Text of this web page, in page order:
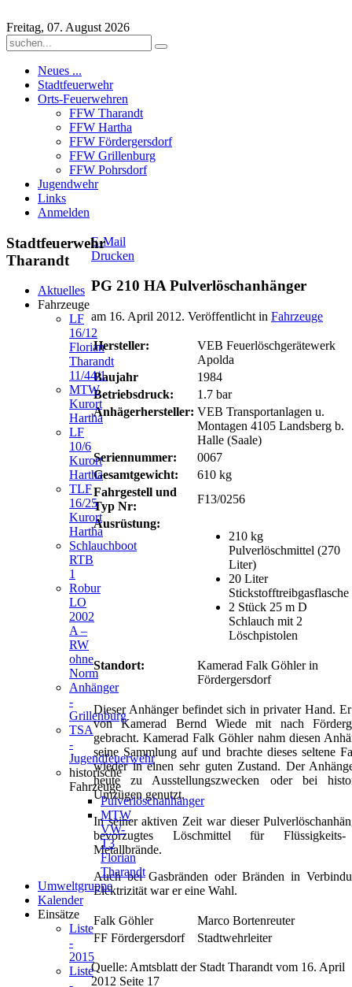
Freitag, 07. August 2026
Neues ...
Stadtfeuerwehr
Orts-Feuerwehren
FFW Tharandt
FFW Hartha
FFW Fördergersdorf
FFW Grillenburg
FFW Pohrsdorf
Jugendwehr
Links
Anmelden
E-Mail
Drucken
PG 210 HA Pulverlöschanhänger
am 16. April 2012. Veröffentlicht in Fahrzeuge
Hersteller:
VEB Feuerlöschgerätewerk
Apolda
Baujahr
1984
Betriebsdruck:
1.7 bar
Anhägerhersteller: VEB Transportanlagen u.
Montagen 4105 Landsberg b.
Halle (Saale)
Seriennummer:
0067
Gesamtgewicht:
610 kg
Fahrgestell und
Typ Nr:
F13/0256
Ausrüstung:
210 kg
Pulverlöschmittel (270
Liter)
20 Liter
Stickstofftreibgasflasche
2 Stück 25 m D
Schlauch mit 2
Löschpistolen
Standort:
Kamerad Falk Göhler in
Fördergersdorf
Dieser Anhänger befindet sich in privater Hand.
von Kamerad Bernd Wiede mit nach
gebracht. Kamerad Falk Göhler nahm diesen
seine Sammlung auf und brachte dieses seltene
wieder in einen sehr guten Zustand. Der
heute zu Ausstellungszwecken oder bei
Umzügen genutzt.
In seiner aktiven Zeit war dieser
bevorzugtes Löschmittel für
Metallbrände.
Auch bei Gasbränden oder Bränden in
Elektrizität war er eine Wahl.
Falk Göhler
Marco Bortenreuter
FF Fördergersdorf
Stadtwehrleiter
Quelle: Amtsblatt der Stadt Tharandt vom 16. April
2012 Seite 17
Stadtfeuerwehr
Tharandt
Aktuelles
Fahrzeuge
LF
16/12
Florian
Tharandt
11/44/1
MTW
Kurort
Hartha
LF
10/6
Kurort
Hartha
TLF
16/25
Kurort
Hartha
Schlauchboot
RTB
1
Robur
LO
2002
A –
RW
ohne
Norm
Anhänger
-
Grillenburg
TSA
-
Jugendfeuerwehr
historische
Fahrzeuge
Pulverlöschanhänger
MTW
VW-
T3
Florian
Tharandt
Umweltgruppe
Kalender
Einsätze
Liste
-
2015
Liste